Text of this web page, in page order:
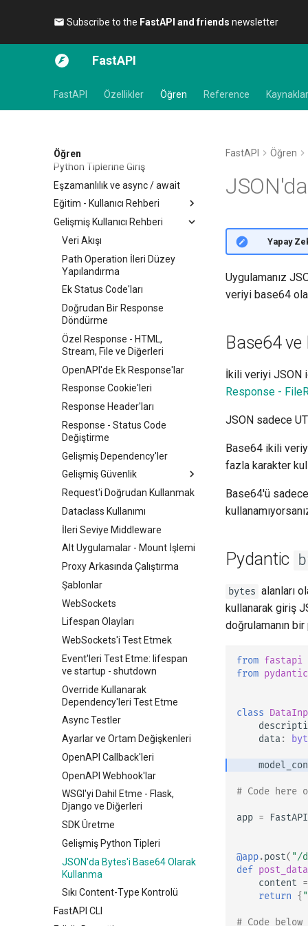
Subscribe to the FastAPI and friends newsletter 🎉
FastAPI
FastAPI Özellikler Öğren Reference Kaynaklar
Öğren
Python Tiplerine Giriş
Eşzamanlılık ve async / await
Eğitim - Kullanıcı Rehberi
İlk Adımlar
Yol Parametreleri
Query Parametreleri
Request Body
Query Parametreleri ve String
Doğrulamaları
Path Parametreleri ve Sayısal
Doğrulamalar
Query Parameter Modelleri
Body - Birden Fazla Parametre
Body - Alanlar
Body - İç İçe Modeller
Request Örnek Verilerini
Tanımlama
Ek Veri Tipleri
Cookie (Çerez) Parametreleri
Header Parametreleri
Cookie Parametre Modelleri
Header Parametre Modelleri
Response Model - Dönüş Tipi
Ek Modeller
Response Status Code'u
Form Verisi
Form Model'leri
Request Dosyaları
Request Formları ve Dosyalar
Hataları Yönetme
Path Operation Yapılandırması
JSON Uyumlu Encoder
Body - Güncellemeler
Bağımlılıklar
Dependency Olarak Class'lar
Alt Bağımlılıklar
Path Operation
Decorator'lerinde
Dependency'ler
Global Dependencies
yield ile Dependency'ler
Güvenlik
Güvenlik - İlk Adımlar
Mevcut Kullanıcıyı Alma
Password ve Bearer ile Basit
OAuth2
Password ile OAuth2 (ve
hashing), JWT token'ları ile
Bearer
Middleware
CORS (Cross-Origin Resource
Sharing)
SQL (İlişkisel) Veritabanları
Daha Büyük Uygulamalar -
Birden Fazla Dosya
JSON Lines Akışı
Server-Sent Events (SSE)
Gelişmiş Kullanıcı Rehberi
Veri Akışı
Path Operation İleri Düzey
Yapılandırma
Ek Status Code'ları
Doğrudan Bir Response
Döndürme
Özel Response - HTML,
Stream, File ve Diğerleri
OpenAPI'de Ek Response'lar
Response Cookie'leri
Response Header'ları
Response - Status Code
Değiştirme
Gelişmiş Dependency'ler
Gelişmiş Güvenlik
OAuth2 scope'ları
HTTP Basic Auth
Request'i Doğrudan Kullanmak
Dataclass Kullanımı
İleri Seviye Middleware
Alt Uygulamalar - Mount İşlemi
Proxy Arkasında Çalıştırma
Şablonlar
WebSockets
Lifespan Olayları
WebSockets'i Test Etmek
Event'leri Test Etme: lifespan
ve startup - shutdown
Override Kullanarak
Dependency'leri Test Etme
Async Testler
Ayarlar ve Ortam Değişkenleri
OpenAPI Callback'leri
OpenAPI Webhook'lar
WSGI'yi Dahil Etme - Flask,
Django ve Diğerleri
SDK Üretme
Gelişmiş Python Tipleri
JSON'da Bytes'i Base64 Olarak
Kullanma
Sıkı Content-Type Kontrolü
FastAPI CLI
FastAPI Öğren
🌐 Yapay
Uygulamanız
veriyi base64
Base64
İkili veriyi JSON
Response -
JSON sadece
Base64 ikili
fazla karakter
Base64'ü
Pydantic
bytes alanları
kullanarak giriş
doğrulamanın
from fastapi
from pydantic
class
data :
# Code here
app = FastAPI
@app.post( "/
def post_data
content =
return {
# Code below